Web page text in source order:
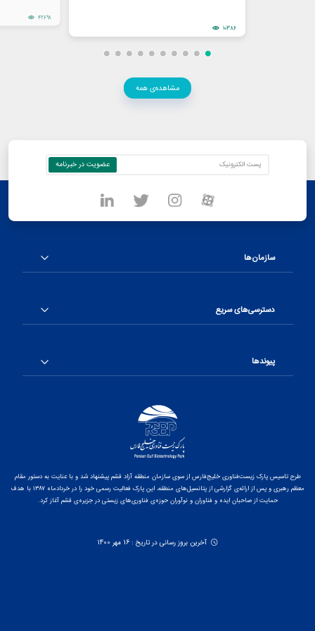
10386
42698
مشاهده‌ی همه
سازمان‌ها
دسترسی‌های سریع
پیوندها
طرح تاسیس پارک زیست‌فناوری خلیج‌فارس از سوی سازمان منطقه آزاد قشم پیشنهاد شد و با عنایت به دستور مقام
معظم رهبری و پس از ارائه‌ی گزارشی از پتانسیل‌های منطقه، این پارک فعالیت رسمی خود را در خردادماه ۱۳۸۷ با هدف
حمایت از صاحبان ایده و فناوران و نوآوران حوزه‌ی فناوری‌های زیستی در جزیره‌ی قشم آغاز کرد.
آخرین بروز رسانی در تاریخ : 16 مهر 1400